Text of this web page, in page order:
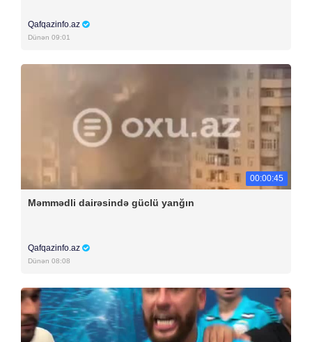
Qafqazinfo.az
Dünən 09:01
00:00:45
Məmmədli dairəsində güclü yanğın
Qafqazinfo.az
Dünən 08:08